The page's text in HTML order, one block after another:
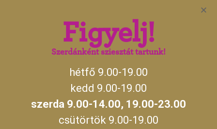
agyulakult.hu
hétfő, kedd, csütörtök, péntek, szombat,
vasárnap
09:00 –
Figyelj!
Szerdánként sziesztát tartunk!
hétfő 9.00-19.00
kedd 9.00-19.00
szerda 9.00-14.00, 19.00-23.00
csütörtök 9.00-19.00